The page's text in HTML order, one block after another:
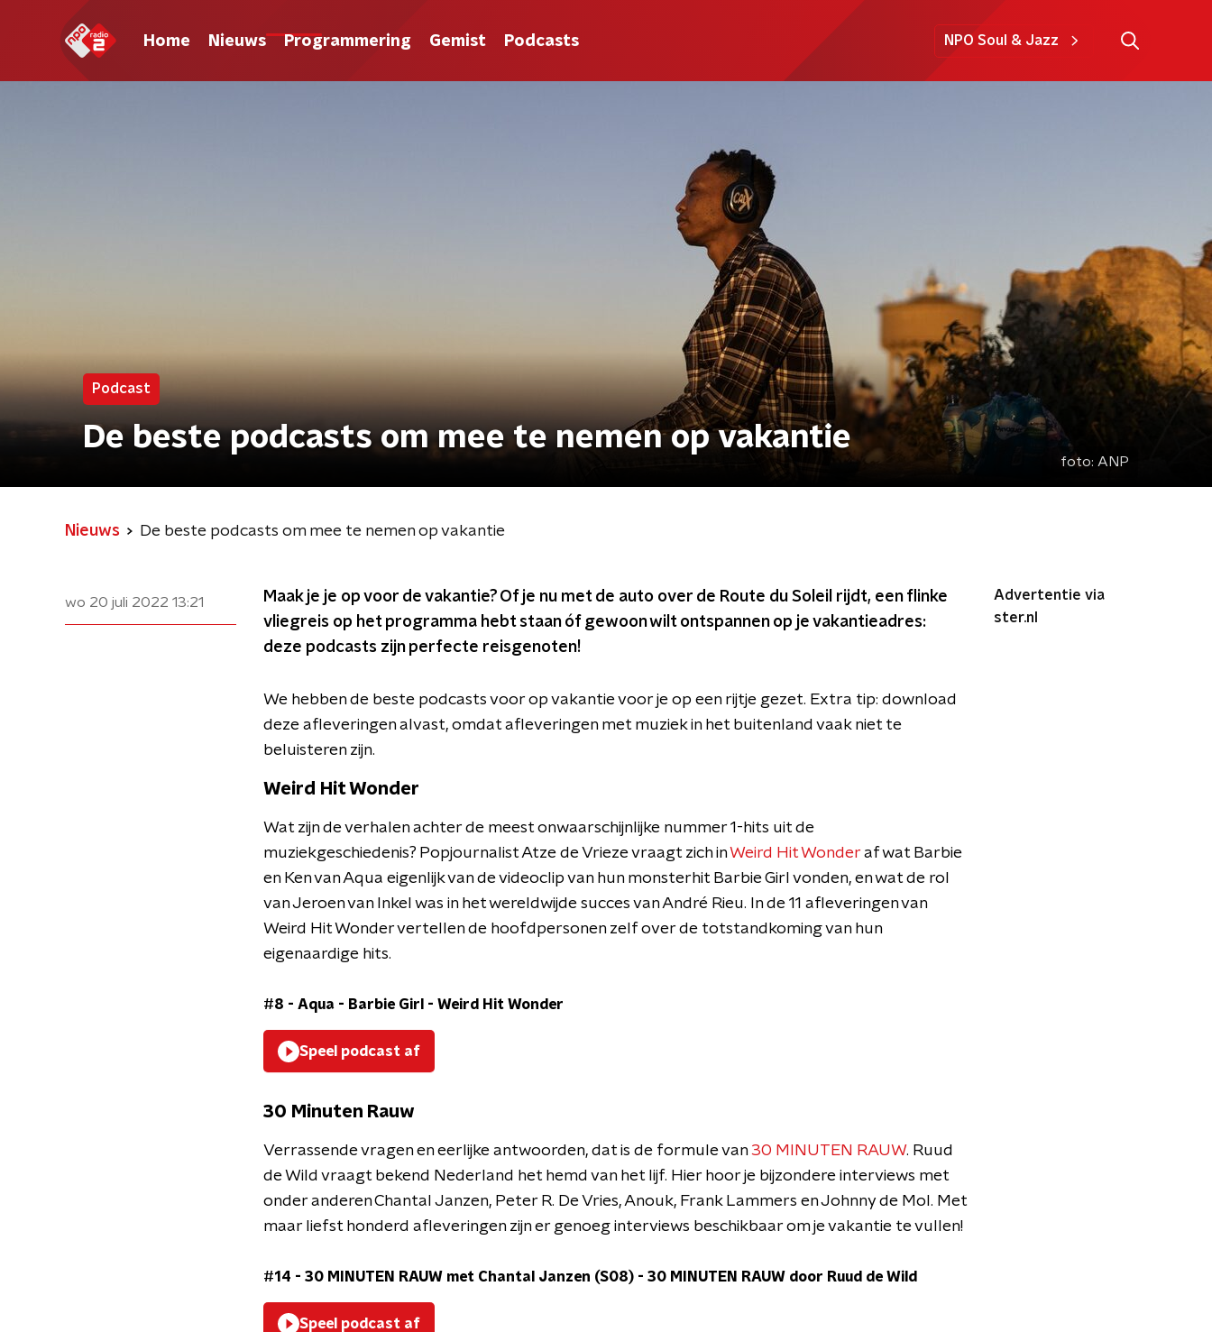
Home Nieuws Programmering Gemist Podcasts NPO Soul & Jazz
Podcast
De beste podcasts om mee te nemen op vakantie
foto: ANP
Nieuws De beste podcasts om mee te nemen op vakantie
wo 20 juli 2022 13:21
Maak je je op voor de vakantie? Of je nu met de auto over de Route du Soleil rijdt, een flinke
vliegreis op het programma hebt staan óf gewoon wilt ontspannen op je vakantieadres:
deze podcasts zijn perfecte reisgenoten!
We hebben de beste podcasts voor op vakantie voor je op een rijtje gezet. Extra tip: download
deze afleveringen alvast, omdat afleveringen met muziek in het buitenland vaak niet te
beluisteren zijn.
Weird Hit Wonder
Wat zijn de verhalen achter de meest onwaarschijnlijke nummer 1-hits uit de
muziekgeschiedenis? Popjournalist Atze de Vrieze vraagt zich inWeird Hit Wonder af wat Barbie
en Ken van Aqua eigenlijk van de videoclip van hun monsterhit Barbie Girl vonden, en wat de rol
van Jeroen van Inkel was in het wereldwijde succes van André Rieu. In de 11 afleveringen van
Weird Hit Wonder vertellen de hoofdpersonen zelf over de totstandkoming van hun
eigenaardige hits.
#8 - Aqua - Barbie Girl - Weird Hit Wonder
Speel podcast af
30 Minuten Rauw
Verrassende vragen en eerlijke antwoorden, dat is de formule van30 MINUTEN RAUW. Ruud
de Wild vraagt bekend Nederland het hemd van het lijf. Hier hoor je bijzondere interviews met
onder anderen Chantal Janzen, Peter R. De Vries, Anouk, Frank Lammers en Johnny de Mol. Met
maar liefst honderd afleveringen zijn er genoeg interviews beschikbaar om je vakantie te vullen!
#14 - 30 MINUTEN RAUW met Chantal Janzen (S08) - 30 MINUTEN RAUW door Ruud de Wild
Speel podcast af
Advertentie via
ster.nl